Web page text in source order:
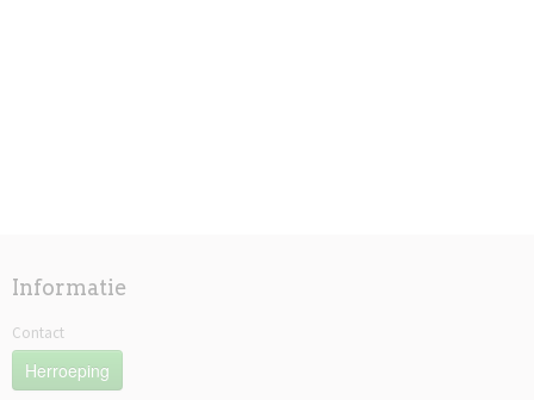
Informatie
Contact
Herroeping